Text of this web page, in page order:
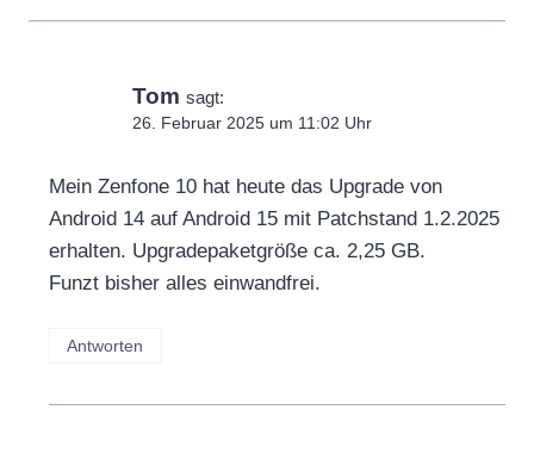
Tom sagt:
26. Februar 2025 um 11:02 Uhr
Mein Zenfone 10 hat heute das Upgrade von
Android 14 auf Android 15 mit Patchstand 1.2.2025
erhalten. Upgradepaketgröße ca. 2,25 GB.
Funzt bisher alles einwandfrei.
Antworten